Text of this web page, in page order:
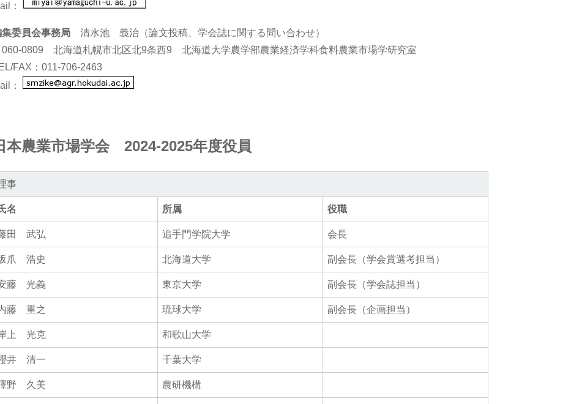
：
集委員会事務局 清水池 義治（論文投稿、学会誌に関する問い合わせ）
060-0809 北海道札幌市北区北9条西9 北海道大学農学部農業経済学科食料農業市場学研究室
FAX：011-706-2463
：
本農業市場学会 2024-2025年度役員
事
名 所属 役職
田 武弘 追手門学院大学 会長
爪 浩史 北海道大学 副会長（学会賞選考担当）
藤 光義 東京大学 副会長（学会誌担当）
藤 重之 琉球大学 副会長（企画担当）
上 光克 和歌山大学
井 清一 千葉大学
野 久美 農研機構